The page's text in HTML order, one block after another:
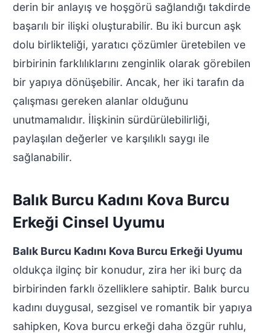
derin bir anlayış ve hoşgörü sağlandığı takdirde
başarılı bir ilişki oluşturabilir. Bu iki burcun aşk
dolu birlikteliği, yaratıcı çözümler üretebilen ve
birbirinin farklılıklarını zenginlik olarak görebilen
bir yapıya dönüşebilir. Ancak, her iki tarafın da
çalışması gereken alanlar olduğunu
unutmamalıdır. İlişkinin sürdürülebilirliği,
paylaşılan değerler ve karşılıklı saygı ile
sağlanabilir.
Balık Burcu Kadını Kova Burcu
Erkeği Cinsel Uyumu
Balık Burcu Kadını Kova Burcu Erkeği Uyumu
oldukça ilginç bir konudur, zira her iki burç da
birbirinden farklı özelliklere sahiptir. Balık burcu
kadını duygusal, sezgisel ve romantik bir yapıya
sahipken, Kova burcu erkeği daha özgür ruhlu,